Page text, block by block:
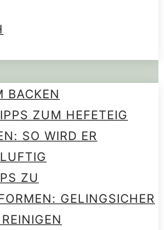
BACKEN
ZUM HEFETEIG
SO WIRD ER
ZU
GELINGSICHER